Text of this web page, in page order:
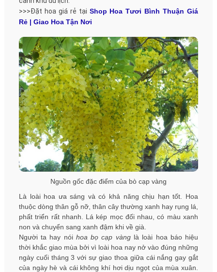
>>>Đặt hoa giá rẻ tại Shop Hoa Tươi Bình Thuận Giá
Rẻ | Giao Hoa Tận Nơi
Nguồn gốc đặc điểm của bò cạp vàng
Là loài hoa ưa sáng và có khả năng chịu hạn tốt. Hoa
thuộc dòng thân gỗ nỡ, thân cây thường xanh hay rụng lá,
phất triển rất nhanh. Lá kép mọc đối nhau, có màu xanh
non và chuyển sang xanh đậm khi về già.
Người ta hay nói hoa bọ cạp vànglà loài hoa báo hiệu
thời khắc giao mùa bởi vì loài hoa nay nở vào đúng những
ngày cuối tháng 3 với sự giao thoa giữa cái nắng gay gắt
của ngày hè và cái không khí hơi dịu ngọt của mùa xuân.